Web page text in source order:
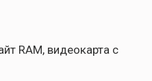
RAM, видеокарта с